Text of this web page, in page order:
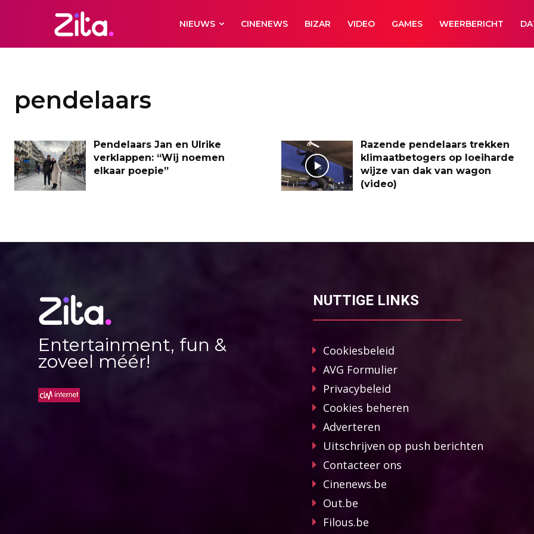
NIEUWS CINENEWS BIZAR VIDEO GAMES WEERBERICHT
pendelaars
Pendelaars Jan en Ulrike
verklappen: “Wij noemen
elkaar poepie”
Razende pendelaars trekken
klimaatbetogers op loeiharde
wijze van dak van wagon
(video)
Entertainment, fun &
zoveel méér!
NUTTIGE LINKS
Cookiesbeleid
AVG Formulier
Privacybeleid
Cookies beheren
Adverteren
Uitschrijven op push berichten
Contacteer ons
Cinenews.be
Out.be
Filous.be